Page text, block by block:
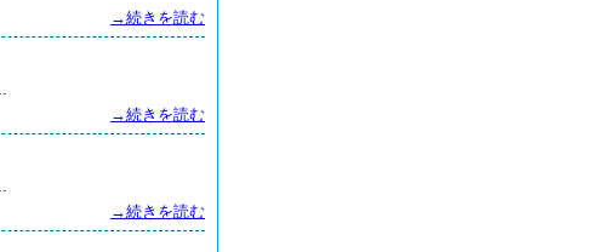
→続きを読む
→続きを読む
→続きを読む